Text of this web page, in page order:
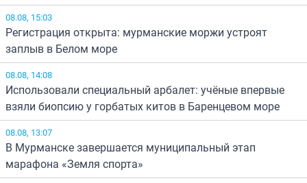
08.08, 15:03
Регистрация открыта: мурманские моржи устроят
заплыв в Белом море
08.08, 14:08
Использовали специальный арбалет: учёные впервые
взяли биопсию у горбатых китов в Баренцевом море
08.08, 13:07
В Мурманске завершается муниципальный этап
марафона «Земля спорта»